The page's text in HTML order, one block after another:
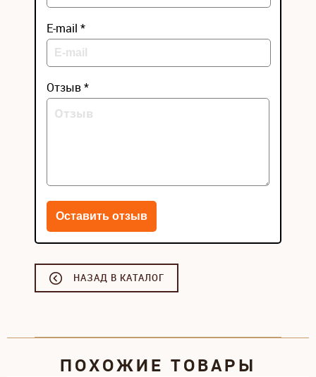
E-mail *
Отзыв *
НАЗАД В КАТАЛОГ
ПОХОЖИЕ ТОВАРЫ